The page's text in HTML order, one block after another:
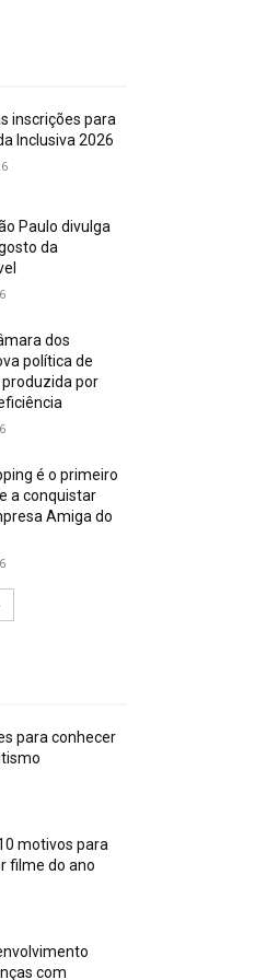
inscrições para
Inclusiva 2026
Paulo divulga
da
dos
política de
por
é o primeiro
a conquistar
Amiga do
para conhecer
motivos para
filme do ano
com